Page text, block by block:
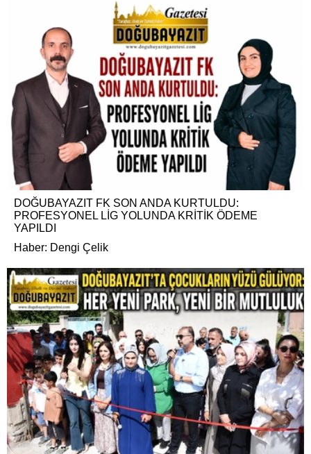
DOĞUBAYAZIT FK SON ANDA KURTULDU:
PROFESYONEL LİG YOLUNDA KRİTİK ÖDEME
YAPILDI
Haber: Dengi Çelik